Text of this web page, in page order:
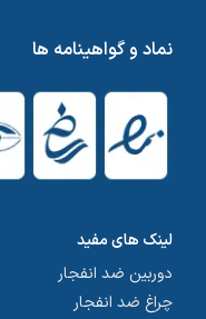
نماد و گواهینامه ها
لینک های مفید
دوربین ضد انفجار
چراغ ضد انفجار